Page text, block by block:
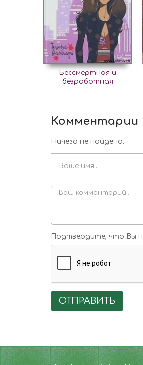
Бессмертная и
безработная
Комментарии
Ничего не найдено.
Подтвердите, что Вы
ОТПРАВИТЬ